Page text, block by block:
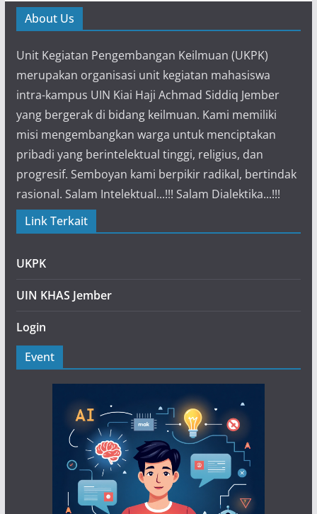
About Us
Unit Kegiatan Pengembangan Keilmuan (UKPK)
merupakan organisasi unit kegiatan mahasiswa
intra-kampus UIN Kiai Haji Achmad Siddiq Jember
yang bergerak di bidang keilmuan. Kami memiliki
misi mengembangkan warga untuk menciptakan
pribadi yang berintelektual tinggi, religius, dan
progresif. Semboyan kami berpikir radikal, bertindak
rasional. Salam Intelektual...!!! Salam Dialektika...!!!
Link Terkait
UKPK
UIN KHAS Jember
Login
Event